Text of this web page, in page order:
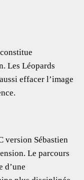
Les Léopards
effacer l’image
version Sébastien
Le parcours
d’une